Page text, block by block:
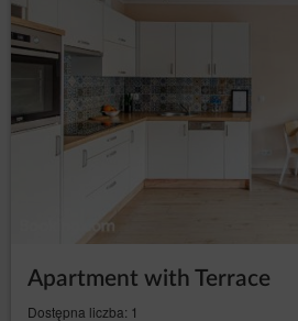
Apartment with Terrace
Dostępna liczba: 1